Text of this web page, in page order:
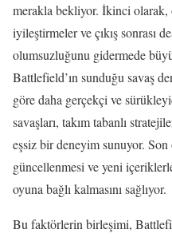
merakla bekliyor. İkinci olarak,
iyileştirmeler ve çıkış sonrası
olumsuzluğunu gidermede
Battlefield’ın sunduğu savaş
göre daha gerçekçi ve
savaşları, takım tabanlı
eşsiz bir deneyim sunuyor.
güncellenmesi ve yeni
oyuna bağlı kalmasını sağlıyor.
Bu faktörlerin birleşimi,